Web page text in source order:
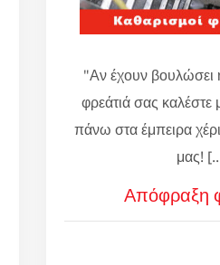
"Αν έχουν βουλώσει
φρεάτιά σας καλέστε
πάνω στα έμπειρα
μας!
Απόφραξη